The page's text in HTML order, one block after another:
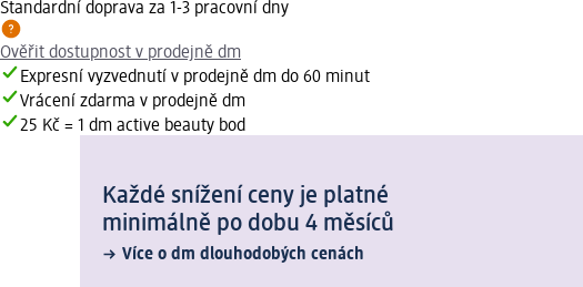
Standardní doprava za 1-3 pracovní dny
Ověřit dostupnost v prodejně dm
Expresní vyzvednutí v prodejně dm do 60 minut
Vrácení zdarma v prodejně dm
25 Kč = 1 dm active beauty bod
Každé snížení ceny je platné
minimálně po dobu 4 měsíců
Více o dm dlouhodobých cenách